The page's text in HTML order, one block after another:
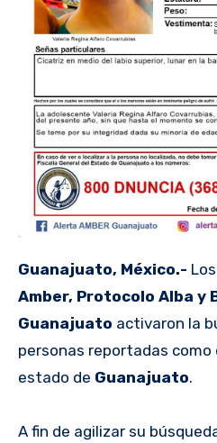
Guanajuato, México.-
Amber, Protocolo Alba y
Guanajuato activaron la
personas reportadas como
estado de Guanajuato.
A fin de agilizar su